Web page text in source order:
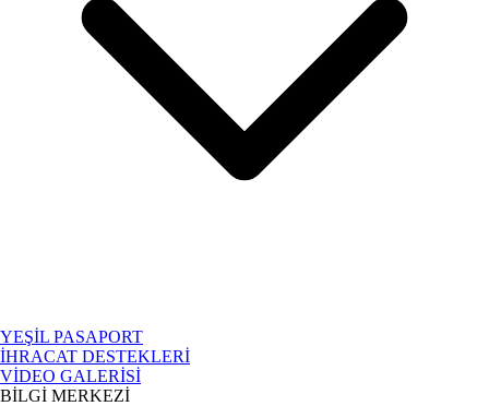
YEŞİL PASAPORT
İHRACAT DESTEKLERİ
VİDEO GALERİSİ
BİLGİ MERKEZİ